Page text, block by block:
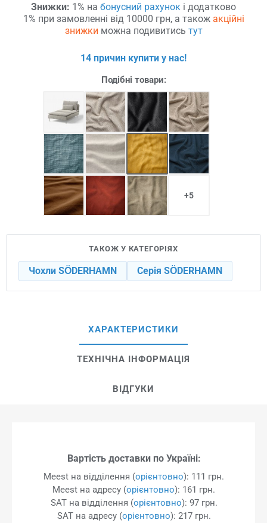
Знижки: 1% на бонусний рахунок і додатково
1% при замовленні від 10000 грн, а також акційні
знижки можна подивитись тут
14 причин купити у нас!
Подібні товари:
+5
ТАКОЖ У КАТЕГОРІЯХ
Чохли SÖDERHAMN Серія SÖDERHAMN
ХАРАКТЕРИСТИКИ
ТЕХНІЧНА ІНФОРМАЦІЯ
ВІДГУКИ
Вартість доставки по Україні:
Meest на відділення (орієнтовно): 111 грн.
Meest на адресу (орієнтовно): 161 грн.
SAT на відділення (орієнтовно): 97 грн.
SAT на адресу (орієнтовно): 217 грн.